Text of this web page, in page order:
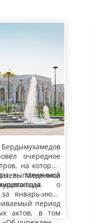
очередное
на котором
выполненной
года.
Меджлиса
о
январь-июль
период
актов, в том